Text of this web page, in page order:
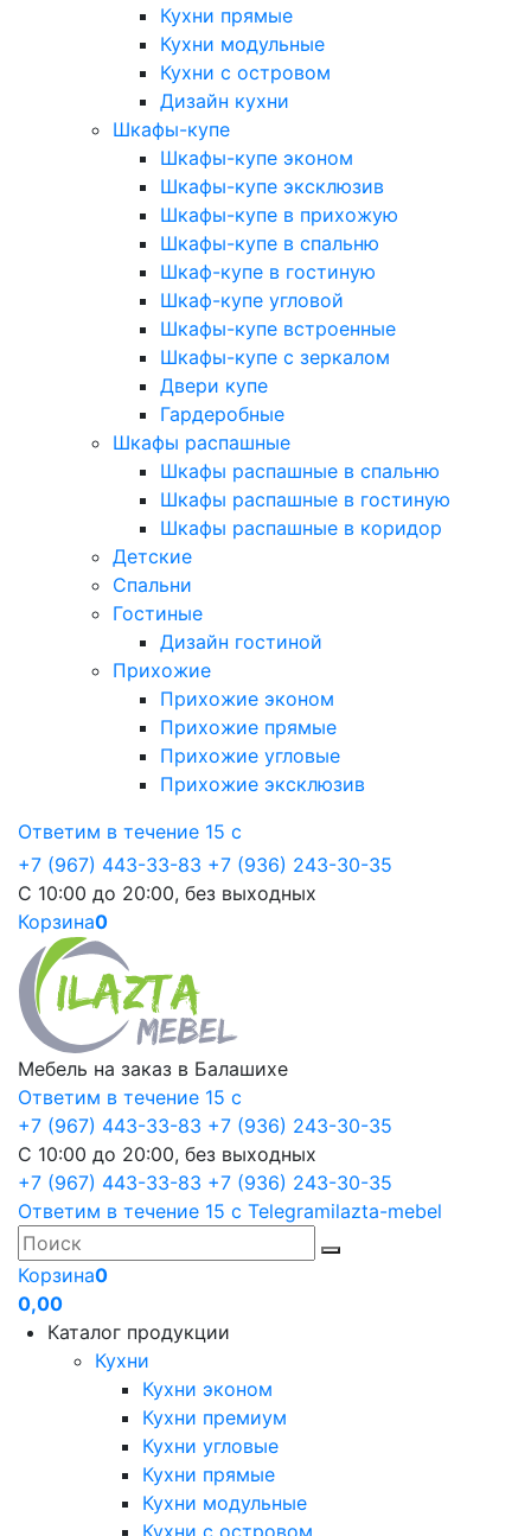
Кухни прямые
Кухни модульные
Кухни с островом
Дизайн кухни
Шкафы-купе
Шкафы-купе эконом
Шкафы-купе эксклюзив
Шкафы-купе в прихожую
Шкафы-купе в спальню
Шкаф-купе в гостиную
Шкаф-купе угловой
Шкафы-купе встроенные
Шкафы-купе с зеркалом
Двери купе
Гардеробные
Шкафы распашные
Шкафы распашные в спальню
Шкафы распашные в гостиную
Шкафы распашные в коридор
Детские
Спальни
Гостиные
Дизайн гостиной
Прихожие
Прихожие эконом
Прихожие прямые
Прихожие угловые
Прихожие эксклюзив
Ответим в течение 15 с
+7 (967) 443-33-83 +7 (936) 243-30-35
С 10:00 до 20:00, без выходных
Корзина0
Мебель на заказ в Балашихе
Ответим в течение 15 с
+7 (967) 443-33-83 +7 (936) 243-30-35
С 10:00 до 20:00, без выходных
+7 (967) 443-33-83 +7 (936) 243-30-35
Ответим в течение 15 с Telegramilazta-mebel
Корзина0
0,00
Каталог продукции
Кухни
Кухни эконом
Кухни премиум
Кухни угловые
Кухни прямые
Кухни модульные
Кухни с островом